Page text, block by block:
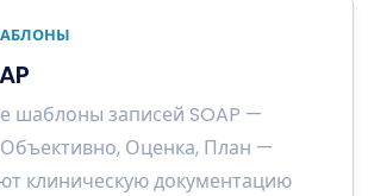
шаблоны записей SOAP —
Оценка, План —
клиническую документацию